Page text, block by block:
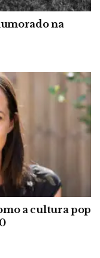
na
a cultura pop